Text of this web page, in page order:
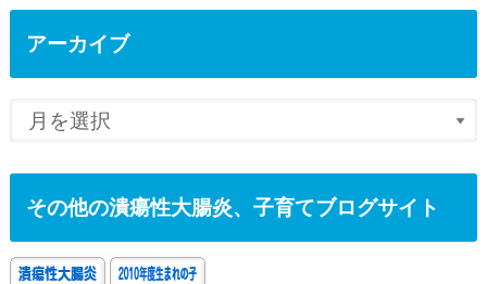
アーカイブ
その他の潰瘍性大腸炎、子育てブログサイト